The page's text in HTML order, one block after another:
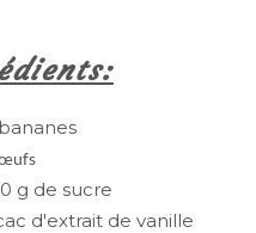
g de sucre
d'extrait de vanille